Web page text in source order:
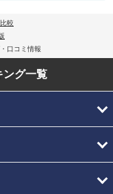
較
口コミ情報
ング一覧